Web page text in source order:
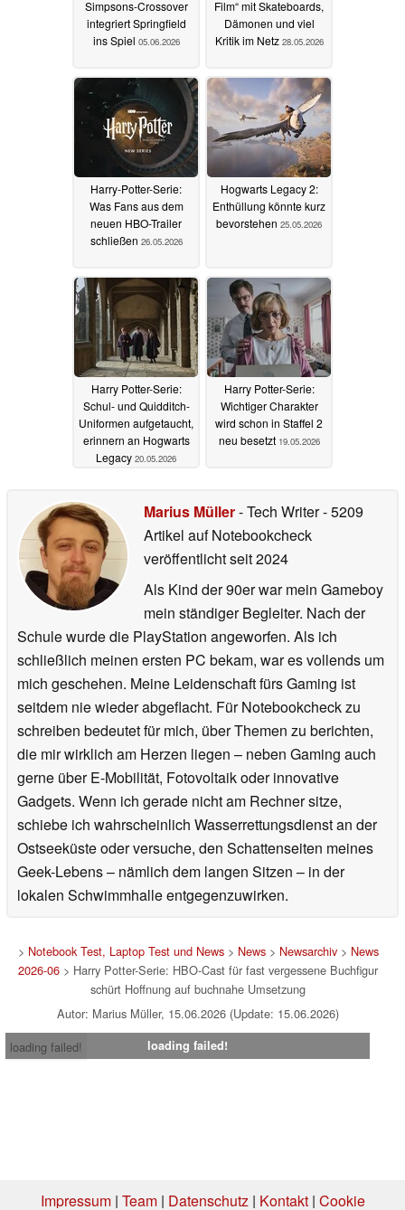
Simpsons-Crossover
integriert Springfield
ins Spiel 05.06.2026
Film“ mit Skateboards,
Dämonen und viel
Kritik im Netz 28.05.2026
Harry-Potter-Serie:
Was Fans aus dem
neuen HBO-Trailer
schließen 26.05.2026
Hogwarts Legacy 2:
Enthüllung könnte kurz
bevorstehen 25.05.2026
Harry Potter-Serie:
Schul- und Quidditch-
Uniformen aufgetaucht,
erinnern an Hogwarts
Legacy 20.05.2026
Harry Potter-Serie:
Wichtiger Charakter
wird schon in Staffel 2
neu besetzt 19.05.2026
Marius Müller- Tech Writer- 5209
Artikel auf Notebookcheck
veröffentlichtseit 2024
Als Kind der 90er war mein Gameboy
mein ständiger Begleiter. Nach der
Schule wurde die PlayStation angeworfen. Als ich
schließlich meinen ersten PC bekam, war es vollends um
mich geschehen. Meine Leidenschaft fürs Gaming ist
seitdem nie wieder abgeflacht. Für Notebookcheck zu
schreiben bedeutet für mich, über Themen zu berichten,
die mir wirklich am Herzen liegen – neben Gaming auch
gerne über E-Mobilität, Fotovoltaik oder innovative
Gadgets. Wenn ich gerade nicht am Rechner sitze,
schiebe ich wahrscheinlich Wasserrettungsdienst an der
Ostseeküste oder versuche, den Schattenseiten meines
Geek-Lebens – nämlich dem langen Sitzen – in der
lokalen Schwimmhalle entgegenzuwirken.
> Notebook Test, Laptop Test und News> News> Newsarchiv> News
2026-06 > Harry Potter-Serie: HBO-Cast für fast vergessene Buchfigur
schürt Hoffnung auf buchnahe Umsetzung
Autor: Marius Müller, 15.06.2026 (Update: 15.06.2026)
loading failed!
loading failed!
Impressum| Team| Datenschutz| Kontakt| Cookie